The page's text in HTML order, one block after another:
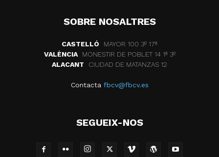
SOBRE NOSALTRES
CASTELLÓ
MAYOR 100 3º 17ª
VALÈNCIA
MONESTIR DE POBLET 14 1ª 3º
ALACANT
CIUDAD DE MATANZAS 12
Contacta fbcv@fbcv.es
SEGUEIX-NOS